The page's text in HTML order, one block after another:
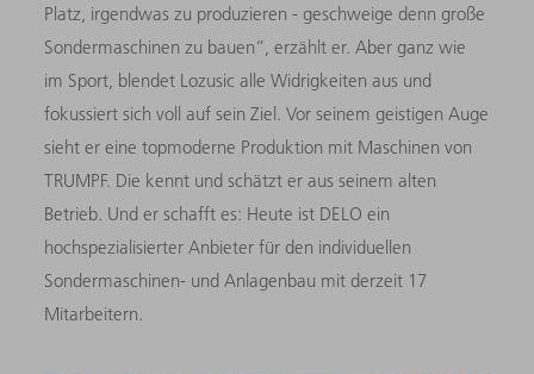
Platz, irgendwas zu produzieren - geschweige denn große
Sondermaschinen zu bauen“, erzählt er. Aber ganz wie
im Sport, blendet Lozusic alle Widrigkeiten aus und
fokussiert sich voll auf sein Ziel. Vor seinem geistigen Auge
sieht er eine topmoderne Produktion mit Maschinen von
TRUMPF. Die kennt und schätzt er aus seinem alten
Betrieb. Und er schafft es: Heute ist DELO ein
hochspezialisierter Anbieter für den individuellen
Sondermaschinen- und Anlagenbau mit derzeit 17
Mitarbeitern.